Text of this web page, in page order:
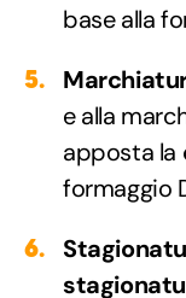
base alla
e alla
apposta la
formaggio